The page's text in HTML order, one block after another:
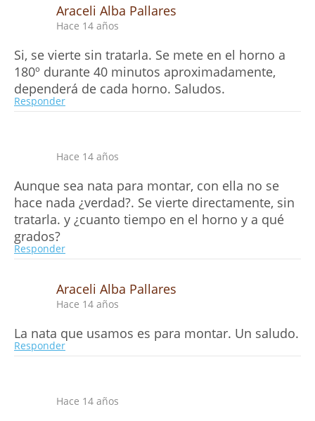
Araceli Alba Pallares
Hace 14 años
Si, se vierte sin tratarla. Se mete en el horno a
180º durante 40 minutos aproximadamente,
dependerá de cada horno. Saludos.
Responder
Hace 14 años
Aunque sea nata para montar, con ella no se
hace nada ¿verdad?. Se vierte directamente, sin
tratarla. y ¿cuanto tiempo en el horno y a qué
grados?
Responder
Araceli Alba Pallares
Hace 14 años
La nata que usamos es para montar. Un saludo.
Responder
Hace 14 años